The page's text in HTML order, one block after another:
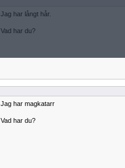
Jag har långt hår.
Vad har du?
Jag har magkatarr
Vad har du?